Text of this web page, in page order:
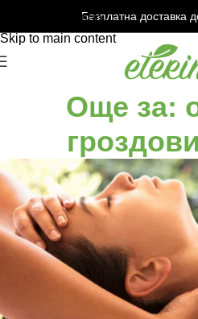
Skip to navigation
Skip to main content
Безплатна доставка
Още за: